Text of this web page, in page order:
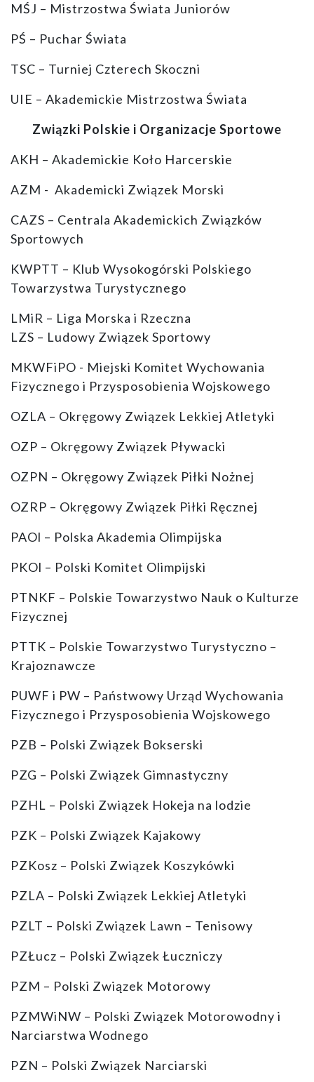
MŚJ – Mistrzostwa Świata Juniorów
PŚ – Puchar Świata
TSC – Turniej Czterech Skoczni
UIE – Akademickie Mistrzostwa Świata
Związki Polskie i Organizacje Sportowe
AKH – Akademickie Koło Harcerskie
AZM - Akademicki Związek Morski
CAZS – Centrala Akademickich Związków
Sportowych
KWPTT – Klub Wysokogórski Polskiego
Towarzystwa Turystycznego
LMiR – Liga Morska i Rzeczna
LZS – Ludowy Związek Sportowy
MKWFiPO - Miejski Komitet Wychowania
Fizycznego i Przysposobienia Wojskowego
OZLA – Okręgowy Związek Lekkiej Atletyki
OZP – Okręgowy Związek Pływacki
OZPN – Okręgowy Związek Piłki Nożnej
OZRP – Okręgowy Związek Piłki Ręcznej
PAOl – Polska Akademia Olimpijska
PKOl – Polski Komitet Olimpijski
PTNKF – Polskie Towarzystwo Nauk o Kulturze
Fizycznej
PTTK – Polskie Towarzystwo Turystyczno –
Krajoznawcze
PUWF i PW – Państwowy Urząd Wychowania
Fizycznego i Przysposobienia Wojskowego
PZB – Polski Związek Bokserski
PZG – Polski Związek Gimnastyczny
PZHL – Polski Związek Hokeja na lodzie
PZK – Polski Związek Kajakowy
PZKosz – Polski Związek Koszykówki
PZLA – Polski Związek Lekkiej Atletyki
PZLT – Polski Związek Lawn – Tenisowy
PZŁucz – Polski Związek Łuczniczy
PZM – Polski Związek Motorowy
PZMWiNW – Polski Związek Motorowodny i
Narciarstwa Wodnego
PZN – Polski Związek Narciarski